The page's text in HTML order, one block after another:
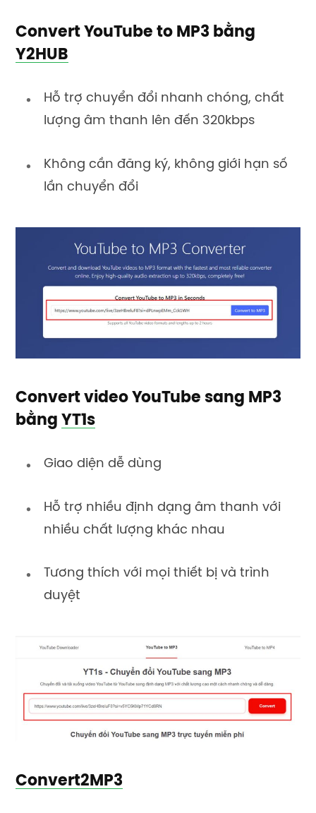
Convert YouTube to MP3 bằng
Y2HUB
Hỗ trợ chuyển đổi nhanh chóng, chất
lượng âm thanh lên đến 320kbps
Không cần đăng ký, không giới hạn số
lần chuyển đổi
Convert video YouTube sang MP3
bằng YT1s
Giao diện dễ dùng
Hỗ trợ nhiều định dạng âm thanh với
nhiều chất lượng khác nhau
Tương thích với mọi thiết bị và trình
duyệt
Convert2MP3